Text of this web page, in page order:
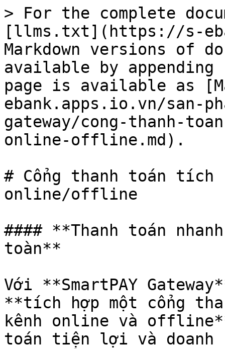
> For the complete
[llms.txt](https://s-
Markdown versions of
available by
page is available as
ebank.apps.io.vn/san-
gateway/cong-thanh-
online-offline.md).
# Cổng thanh toán tích
online/offline
#### **Thanh toán
toàn**
Với **SmartPAY
**tích hợp một cổng
kênh online và
toán tiện lợi và doanh